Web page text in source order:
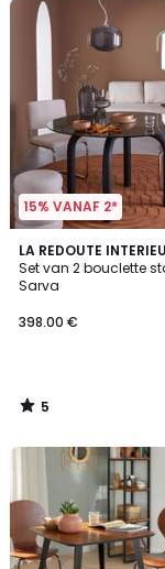
15% VANAF 2*
LA REDOUTE
Set van 2 bouclette
Sarva
398.00 €
5
/
5
5
/